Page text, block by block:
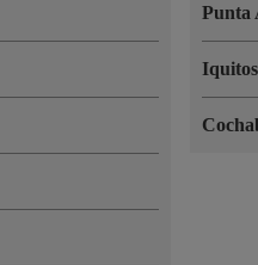
Punta